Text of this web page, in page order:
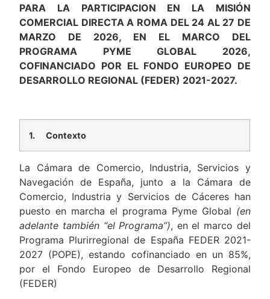
PARA LA PARTICIPACION EN LA MISIÓN
COMERCIAL DIRECTA A ROMA DEL 24 AL 27 DE
MARZO DE 2026, EN EL MARCO DEL
PROGRAMA PYME GLOBAL 2026,
COFINANCIADO POR EL FONDO EUROPEO DE
DESARROLLO REGIONAL (FEDER) 2021-2027.
1.Contexto
La Cámara de Comercio, Industria, Servicios y
Navegación de España, junto a la Cámara de
Comercio, Industria y Servicios de Cáceres han
puesto en marcha el programa Pyme Global (en
adelante también “el Programa”), en el marco del
Programa Plurirregional de España FEDER 2021-
2027 (POPE), estando cofinanciado en un 85%,
por el Fondo Europeo de Desarrollo Regional
(FEDER)